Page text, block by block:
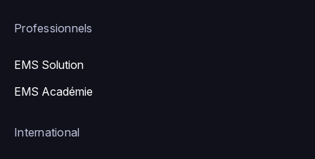
Professionnels
EMS Solution
EMS Académie
International